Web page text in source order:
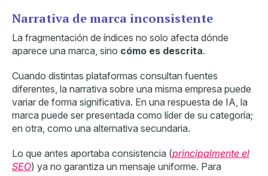
Narrativa de marca inconsistente
La fragmentación de índices no solo afecta dónde
aparece una marca, sino cómo es descrita.
Cuando distintas plataformas consultan fuentes
diferentes, la narrativa sobre una misma empresa puede
variar de forma significativa. En una respuesta de IA, la
marca puede ser presentada como líder de su categoría;
en otra, como una alternativa secundaria.
Lo que antes aportaba consistencia (principalmente el
SEO) ya no garantiza un mensaje uniforme. Para